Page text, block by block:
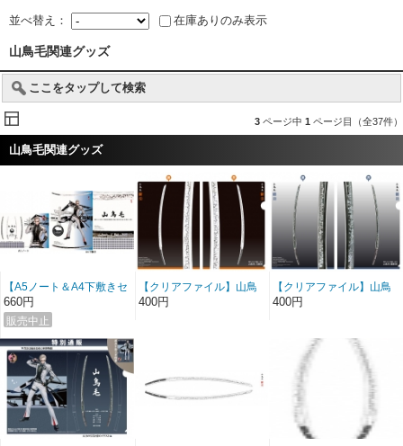
並べ替え： 在庫ありのみ表示
山鳥毛関連グッズ
ここをタップして検索
3 ページ中 1 ページ目（全37件）
山鳥毛関連グッズ
【A5ノート＆A4下敷きセ
ット】備前長船刀剣博物
館×刀剣乱舞 開催記念
（2021）A5ノート＆A4
下敷き（セット）
660円
【クリアファイル】山鳥
毛 刀絵図 (押形: 玉置城二)
400円
【クリアファイル】山鳥
毛 電影図 (特撮写真) A4両
400円